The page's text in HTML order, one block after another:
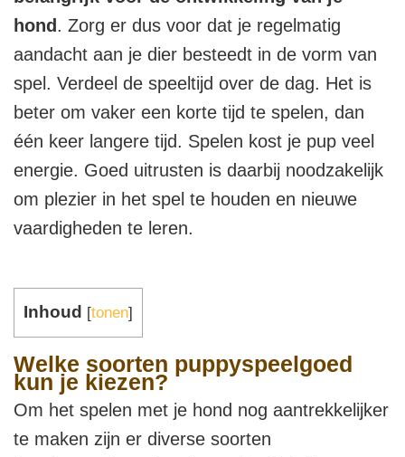
hond. Zorg er dus voor dat je regelmatig
aandacht aan je dier besteedt in de vorm van
spel. Verdeel de speeltijd over de dag. Het is
beter om vaker een korte tijd te spelen, dan
één keer langere tijd. Spelen kost je pup veel
energie. Goed uitrusten is daarbij noodzakelijk
om plezier in het spel te houden en nieuwe
vaardigheden te leren.
Inhoud [tonen]
Welke soorten puppyspeelgoed
kun je kiezen?
Om het spelen met je hond nog aantrekkelijker
te maken zijn er diverse soorten